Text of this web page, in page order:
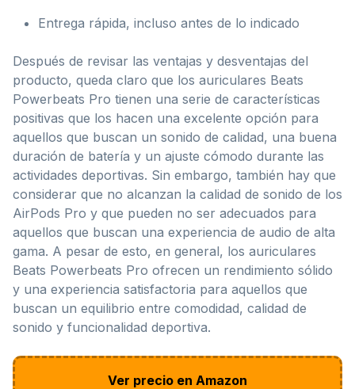
Entrega rápida, incluso antes de lo indicado
Después de revisar las ventajas y desventajas del
producto, queda claro que los auriculares Beats
Powerbeats Pro tienen una serie de características
positivas que los hacen una excelente opción para
aquellos que buscan un sonido de calidad, una buena
duración de batería y un ajuste cómodo durante las
actividades deportivas. Sin embargo, también hay que
considerar que no alcanzan la calidad de sonido de los
AirPods Pro y que pueden no ser adecuados para
aquellos que buscan una experiencia de audio de alta
gama. A pesar de esto, en general, los auriculares
Beats Powerbeats Pro ofrecen un rendimiento sólido
y una experiencia satisfactoria para aquellos que
buscan un equilibrio entre comodidad, calidad de
sonido y funcionalidad deportiva.
Ver precio en Amazon